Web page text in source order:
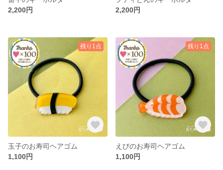
2,200円
2,200円
残り1点
玉子のお寿司ヘアゴム
1,100円
残り1点
えびのお寿司ヘアゴム
1,100円